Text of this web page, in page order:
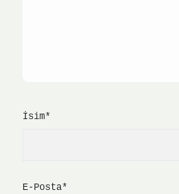
İsim*
E-Posta*